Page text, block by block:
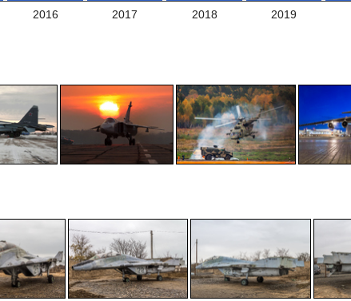
2016 2017 2018 2019